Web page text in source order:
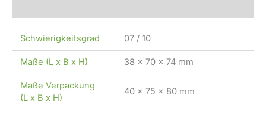
Schwierigkeitsgrad 07 / 10
Maße (L x B x H) 38 x 70 x 74 mm
Maße Verpackung
(L x B x H)
40 x 75 x 80 mm